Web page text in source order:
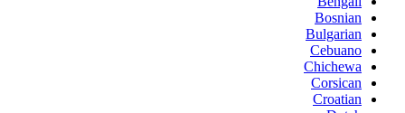
Bosnian
Bulgarian
Cebuano
Chichewa
Corsican
Croatian